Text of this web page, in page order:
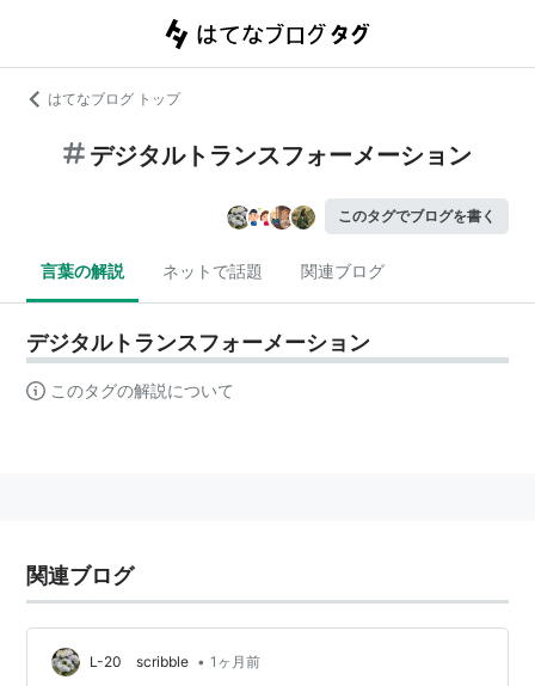
はてなブログ トップ
デジタルトランスフォーメーション
このタグでブログを書く
言葉の解説 ネットで話題 関連ブログ
デジタルトランスフォーメーション
このタグの解説について
関連ブログ
L-20 scribble • 1ヶ月前